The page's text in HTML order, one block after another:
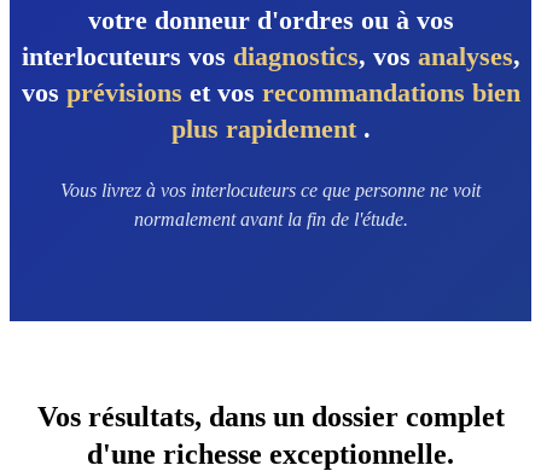
votre donneur d'ordres ou à vos
interlocuteurs vos diagnostics, vos analyses,
vos prévisions et vos recommandations bien
plus rapidement .
Vous livrez à vos interlocuteurs ce que personne ne voit
normalement avant la fin de l'étude.
Vos résultats, dans un dossier complet
d'une richesse exceptionnelle.